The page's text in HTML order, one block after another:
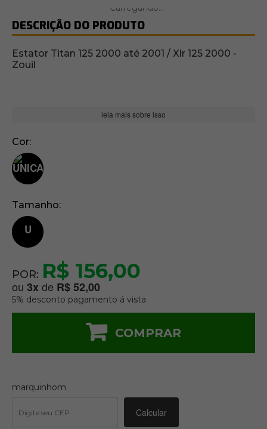
DESCRIÇÃO DO PRODUTO
Estator Titan 125 2000 até 2001 / Xlr 125 2000 -
Zouil
leia mais sobre isso
Cor
Tamanho
U
POR: R$ 156,00
ou 3xde R$ 52,00
5% desconto pagamento á vista
COMPRAR
marquinhom